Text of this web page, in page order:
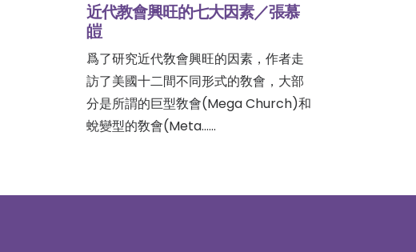
近代教會興旺的七大因素／張慕
皚
爲了研究近代敎會興旺的因素，作者走
訪了美國十二間不同形式的敎會，大部
分是所謂的巨型敎會(Mega Church)和
蛻變型的敎會(Meta……